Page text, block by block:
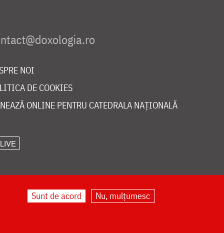
NOI
DE COOKIES
ONLINE PENTRU CATEDRALA NAȚIONALĂ
LIVE
Sunt de acord Nu, mulțumesc